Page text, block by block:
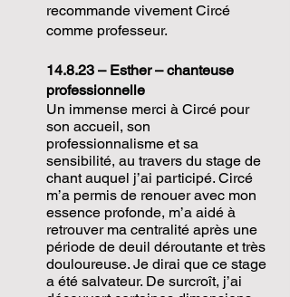
recommande vivement Circé
comme professeur.
14.8.23 – Esther– chanteuse
professionnelle
Un immense merci à Circé pour
son accueil, son
professionnalisme et sa
sensibilité, au travers du stage de
chant auquel j’ai participé. Circé
m’a permis de renouer avec mon
essence profonde, m’a aidé à
retrouver ma centralité après une
période de deuil déroutante et très
douloureuse. Je dirai que ce stage
a été salvateur. De surcroît, j’ai